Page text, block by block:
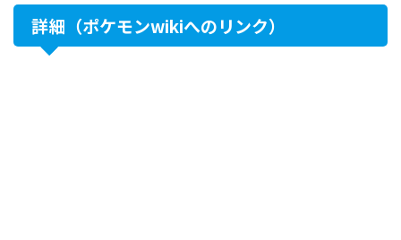
詳細（ポケモンwikiへのリンク）